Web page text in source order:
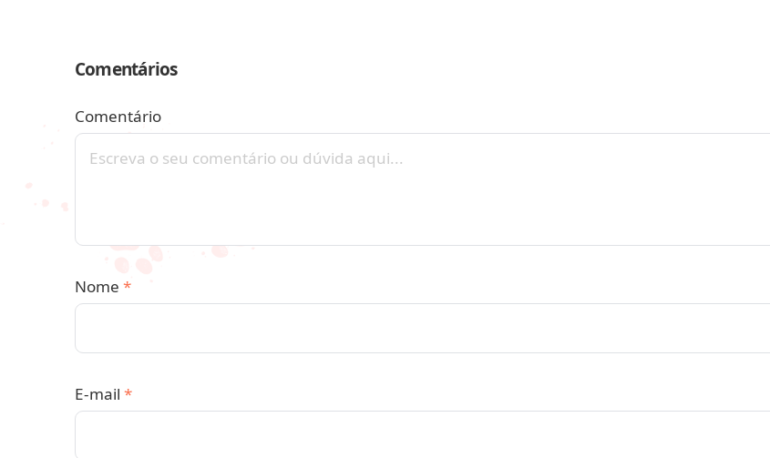
Comentários
Comentário
Nome *
E-mail *